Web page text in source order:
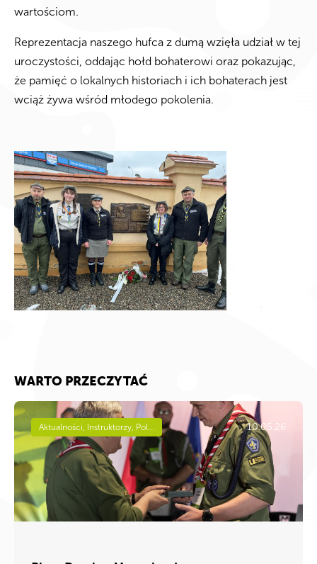
wartościom.
Reprezentacja naszego hufca z dumą wzięła udział w tej
uroczystości, oddając hołd bohaterowi oraz pokazując,
że pamięć o lokalnych historiach i ich bohaterach jest
wciąż żywa wśród młodego pokolenia.
WARTO PRZECZYTAĆ
Aktualności, Instruktorzy, Pol... 10.05.26